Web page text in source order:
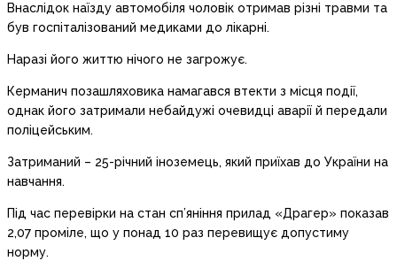
Внаслідок наїзду автомобіля чоловік отримав різні травми та
був госпіталізований медиками до лікарні.
Наразі його життю нічого не загрожує.
Керманич позашляховика намагався втекти з місця події,
однак його затримали небайдужі очевидці аварії й передали
поліцейським.
Затриманий – 25-річний іноземець, який приїхав до України на
навчання.
Під час перевірки на стан сп’яніння прилад «Драгер» показав
2,07 проміле, що у понад 10 раз перевищує допустиму
норму.